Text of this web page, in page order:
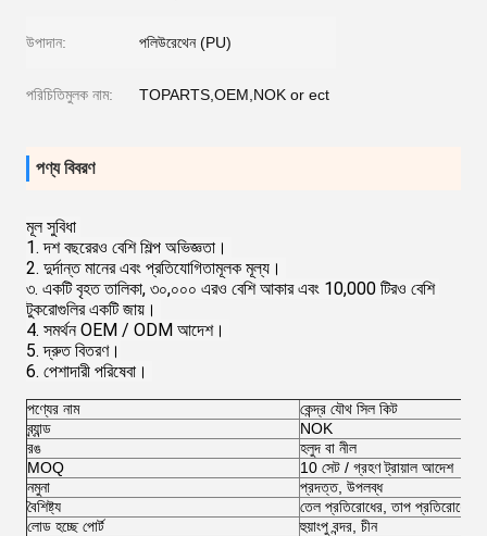
উপাদান: পলিউরেথেন (PU)
পরিচিতিমুলক নাম: TOPARTS,OEM,NOK or ect
পণ্য বিবরণ
মূল সুবিধা
1. দশ বছরেরও বেশি শিল্প অভিজ্ঞতা।
2. দুর্দান্ত মানের এবং প্রতিযোগিতামূলক মূল্য।
৩. একটি বৃহত তালিকা, ৩০,০০০ এরও বেশি আকার এবং 10,000 টিরও বেশি
টুকরোগুলির একটি জায়।
4. সমর্থন OEM / ODM আদেশ।
5. দ্রুত বিতরণ।
6. পেশাদারী পরিষেবা।
পণ্যের নাম
কেন্দ্র যৌথ সিল কিট
ব্র্যান্ড
NOK
রঙ
হলুদ বা নীল
MOQ
10 সেট / গ্রহণ ট্রায়াল আদেশ
নমুনা
প্রদত্ত, উপলব্ধ
বৈশিষ্ট্য
তেল প্রতিরোধের, তাপ প্রতিরোধের,
লোড হচ্ছে পোর্ট
হুয়াংপু বন্দর, চীন